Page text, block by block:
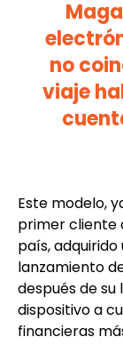
no
viaje
Este modelo,
primer cliente
país,
lanzamiento
después de
dispositivo a
financieras